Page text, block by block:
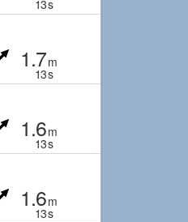
13s
1.7m
13s
1.6m
13s
1.6m
13s